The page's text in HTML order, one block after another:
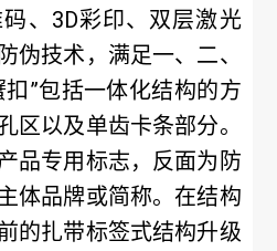
、3D彩印、双层激光
伪技术，满足一、二、
”包括一体化结构的方
区以及单齿卡条部分。
品专用标志，反面为防
体品牌或简称。在结构
的扎带标签式结构升级